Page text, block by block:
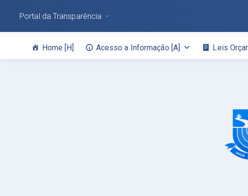
Home [H] Acesso a Informação [A] Leis
Portal da Transparência